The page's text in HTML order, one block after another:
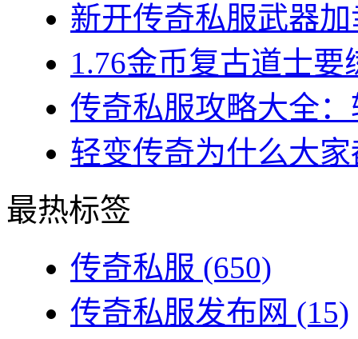
新开传奇私服武器
1.76金币复古道士
传奇私服攻略大全
轻变传奇为什么大
最热标签
传奇私服 (650)
传奇私服发布网 (15)